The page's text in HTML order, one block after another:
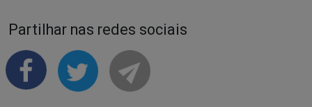
Partilhar nas redes sociais